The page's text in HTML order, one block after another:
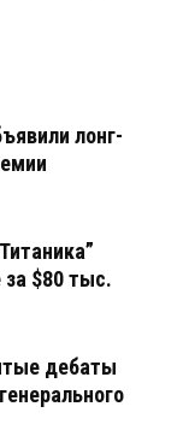
лонг-
за $80 тыс.
дебаты